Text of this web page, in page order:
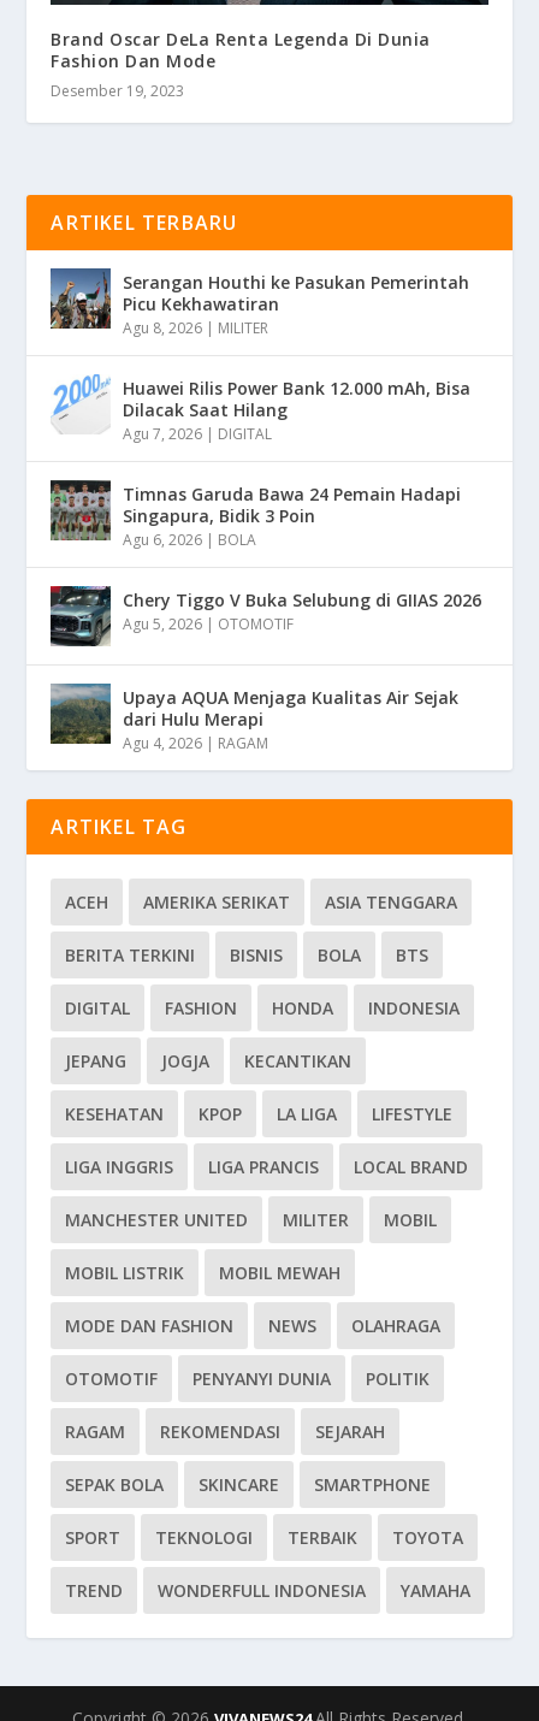
Brand Oscar DeLa Renta Legenda Di Dunia
Fashion Dan Mode
Desember 19, 2023
ARTIKEL TERBARU
Serangan Houthi ke Pasukan Pemerintah
Picu Kekhawatiran
Agu 8, 2026 | MILITER
Huawei Rilis Power Bank 12.000 mAh, Bisa
Dilacak Saat Hilang
Agu 7, 2026 | DIGITAL
Timnas Garuda Bawa 24 Pemain Hadapi
Singapura, Bidik 3 Poin
Agu 6, 2026 | BOLA
Chery Tiggo V Buka Selubung di GIIAS 2026
Agu 5, 2026 | OTOMOTIF
Upaya AQUA Menjaga Kualitas Air Sejak
dari Hulu Merapi
Agu 4, 2026 | RAGAM
ARTIKEL TAG
ACEH AMERIKA SERIKAT ASIA TENGGARA
BERITA TERKINI BISNIS BOLA BTS
DIGITAL FASHION HONDA INDONESIA
JEPANG JOGJA KECANTIKAN
KESEHATAN KPOP LA LIGA LIFESTYLE
LIGA INGGRIS LIGA PRANCIS LOCAL BRAND
MANCHESTER UNITED MILITER MOBIL
MOBIL LISTRIK MOBIL MEWAH
MODE DAN FASHION NEWS OLAHRAGA
OTOMOTIF PENYANYI DUNIA POLITIK
RAGAM REKOMENDASI SEJARAH
SEPAK BOLA SKINCARE SMARTPHONE
SPORT TEKNOLOGI TERBAIK TOYOTA
TREND WONDERFULL INDONESIA YAMAHA